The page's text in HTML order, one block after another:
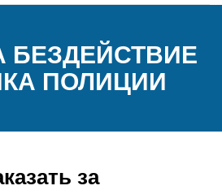
БЕЗДЕЙСТВИЕ
ПОЛИЦИИ
за